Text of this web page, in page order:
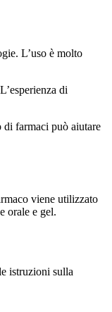
L’uso è molto
di
di farmaci può aiutare
viene utilizzato
orale e gel.
istruzioni sulla